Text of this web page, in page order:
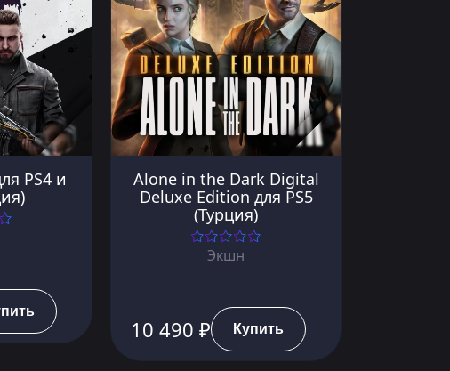
PS4 и
Alone in the Dark Digital
Deluxe Edition для PS5
(Турция)
Экшн
10 490 ₽ Купить